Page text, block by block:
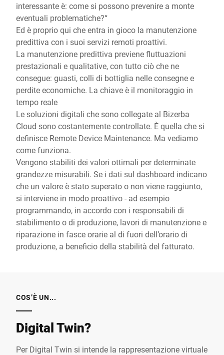
interessante è: come si possono prevenire a monte
eventuali problematiche?“
Ed è proprio qui che entra in gioco la manutenzione
predittiva con i suoi servizi remoti proattivi.
La manutenzione predittiva previene fluttuazioni
prestazionali e qualitative, con tutto ciò che ne
consegue: guasti, colli di bottiglia nelle consegne e
perdite economiche. La chiave è il monitoraggio in
tempo reale
Le soluzioni digitali che sono collegate al Bizerba
Cloud sono costantemente controllate. È quella che si
definisce Remote Device Maintenance. Ma vediamo
come funziona.
Vengono stabiliti dei valori ottimali per determinate
grandezze misurabili. Se i dati sul dashboard indicano
che un valore è stato superato o non viene raggiunto,
si interviene in modo proattivo - ad esempio
programmando, in accordo con i responsabili di
stabilimento o di produzione, lavori di manutenzione e
riparazione in fasce orarie al di fuori dell’orario di
produzione, a beneficio della stabilità del fatturato.
COS’È UN...
Digital Twin?
Per Digital Twin si intende la rappresentazione virtuale